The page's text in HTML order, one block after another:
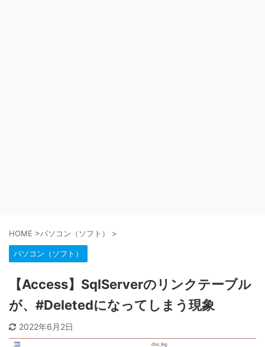
HOME >パソコン（ソフト） >
パソコン（ソフト）
【Access】SqlServerのリンクテーブル
が、#Deletedになってしまう現象
2022年6月2日